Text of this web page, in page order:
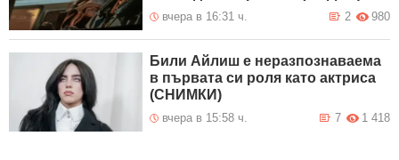
вчера в 16:31 ч. 980
2
Били Айлиш е неразпознаваема
в първата си роля като актриса
(СНИМКИ)
вчера в 15:58 ч. 1 418
7